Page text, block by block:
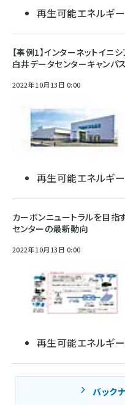
再生可能エネルギー
【事例1】インターネットイニシ
白井データセンターキャンパス
2022年10月13日 0:00
再生可能エネルギー
カーボンニュートラルを目指
センターの最新動向
2022年10月13日 0:00
再生可能エネルギー
バック